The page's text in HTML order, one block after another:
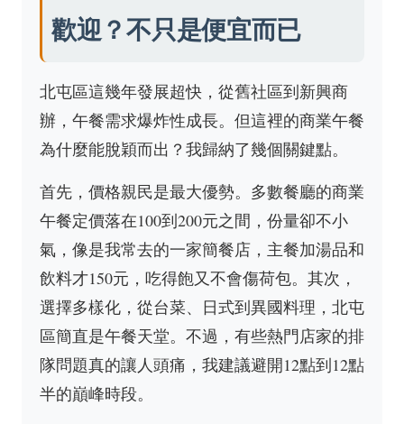
歡迎？不只是便宜而已
北屯區這幾年發展超快，從舊社區到新興商
辦，午餐需求爆炸性成長。但這裡的商業午餐
為什麼能脫穎而出？我歸納了幾個關鍵點。
首先，價格親民是最大優勢。多數餐廳的商業
午餐定價落在100到200元之間，份量卻不小
氣，像是我常去的一家簡餐店，主餐加湯品和
飲料才150元，吃得飽又不會傷荷包。其次，
選擇多樣化，從台菜、日式到異國料理，北屯
區簡直是午餐天堂。不過，有些熱門店家的排
隊問題真的讓人頭痛，我建議避開12點到12點
半的巔峰時段。